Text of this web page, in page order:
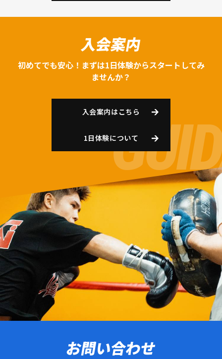
入会案内
初めてでも安心！まずは1日体験からスタートしてみ
ませんか？
入会案内はこちら
1日体験について
お問い合わせ